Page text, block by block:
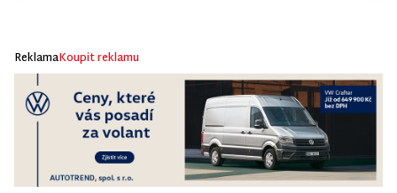
ReklamaKoupit reklamu